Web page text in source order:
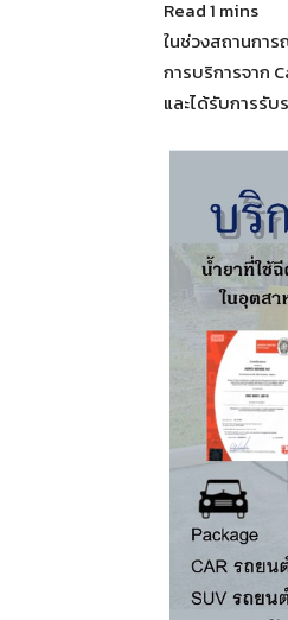
ในช่วงสถานการ
การบริการจาก
และได้รับการรั